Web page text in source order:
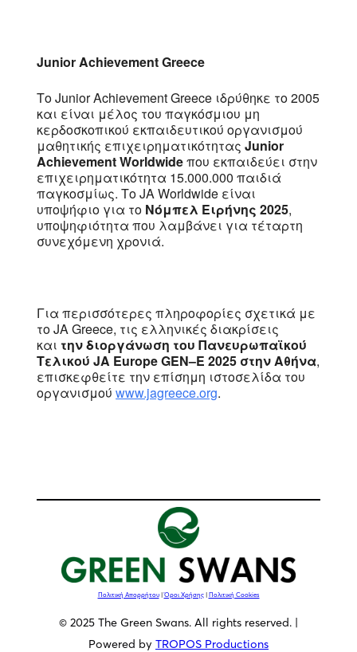
Junior Achievement Greece
Το Junior Achievement Greece ιδρύθηκε το 2005
και είναι μέλος του παγκόσμιου μη
κερδοσκοπικού εκπαιδευτικού οργανισμού
μαθητικής επιχειρηματικότηταςJunior
Achievement Worldwideπου εκπαιδεύει στην
επιχειρηματικότητα 15.000.000 παιδιά
παγκοσμίως. Τo JA Worldwide είναι
υποψήφιο για το Νόμπελ Ειρήνης 2025,
υποψηφιότητα που λαμβάνει για τέταρτη
συνεχόμενη χρονιά.
Για περισσότερες πληροφορίες σχετικά με
το JA Greece, τις ελληνικές διακρίσεις
και την διοργάνωση του Πανευρωπαϊκού
Τελικού JA Europe GEN–E 2025 στην Αθήνα,
επισκεφθείτε την επίσημη ιστοσελίδα του
οργανισμούwww.jagreece.org.
Πολιτική Απορρήτου|Όροι Χρήσης| Πολιτική Cookies
© 2025 The Green Swans. All rights reserved. |
Powered by TROPOS Productions